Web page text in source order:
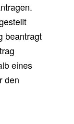
beantragt
eines
den